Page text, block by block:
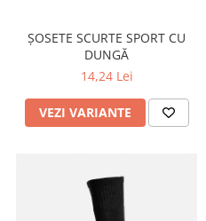
ȘOSETE SCURTE SPORT CU
DUNGĂ
14,24 Lei
VEZI VARIANTE